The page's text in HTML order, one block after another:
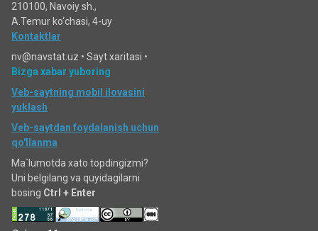
210100, Navoiy sh.,
A.Temur ko‘chаsi, 4-uy
Kontaktlar
nv@navstat.uz • Sayt xaritasi •
Bizga xabar yuboring
Veb-saytning mobil ilovasini
yuklash
Veb-saytdan foydalanish uchun
qo'llanma
Ma`lumotda xato topdingizmi?
Uni belgilang va quyidagilarni
bosing Ctrl + Enter